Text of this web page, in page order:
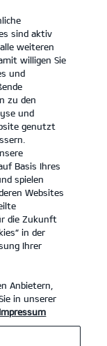
KONTAKT
sind aktiv
weiteren
willigen Sie
und
zu den
und
genutzt
Basis Ihres
spielen
Websites
die Zukunft
in der
Ihrer
Anbietern,
in unserer